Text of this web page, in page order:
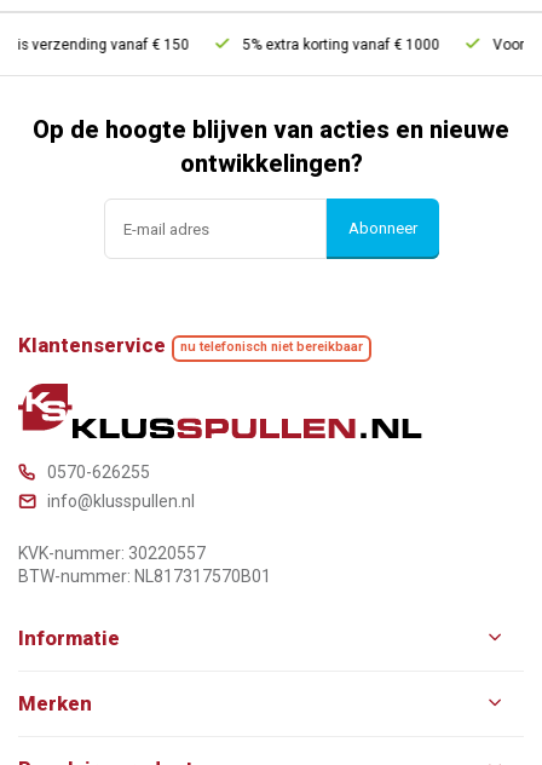
verzending vanaf € 150 5% extra korting vanaf € 1000 Voor 21u
Op de hoogte blijven van acties en nieuwe
ontwikkelingen?
Abonneer
Klantenservice nu telefonisch niet bereikbaar
0570-626255
info@klusspullen.nl
KVK-nummer: 30220557
BTW-nummer: NL817317570B01
Informatie
Merken